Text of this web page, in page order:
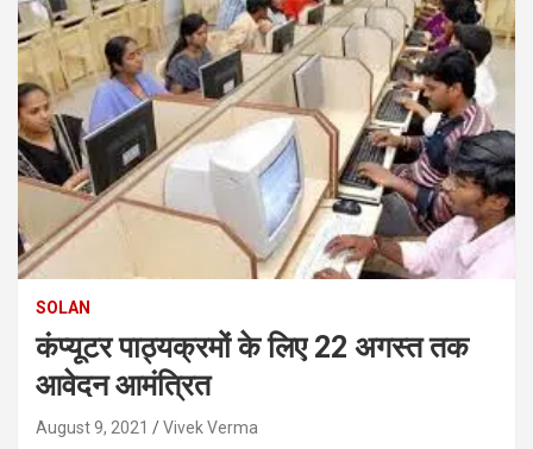
SOLAN
कंप्यूटर पाठ्यक्रमों के लिए 22 अगस्त तक
आवेदन आमंत्रित
August 9, 2021 Vivek Verma